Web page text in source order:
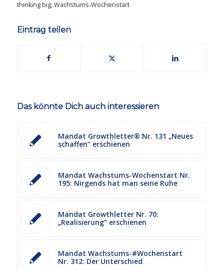
thinking big,Wachstums-Wochenstart
Eintrag teilen
Das könnte Dich auch interessieren
Mandat Growthletter® Nr. 131 „Neues
schaffen“ erschienen
Mandat Wachstums-Wochenstart Nr.
195: Nirgends hat man seine Ruhe
Mandat Growthletter Nr. 70:
„Realisierung“ erschienen
Mandat Wachstums-#Wochenstart
Nr. 312: Der Unterschied